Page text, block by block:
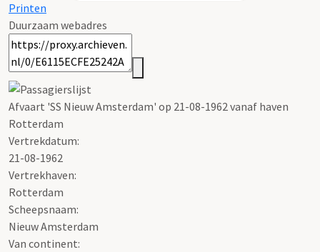
Printen
Duurzaam webadres
Afvaart 'SS Nieuw Amsterdam' op 21-08-1962 vanaf haven
Rotterdam
Vertrekdatum:
21-08-1962
Vertrekhaven:
Rotterdam
Scheepsnaam:
Nieuw Amsterdam
Van continent: